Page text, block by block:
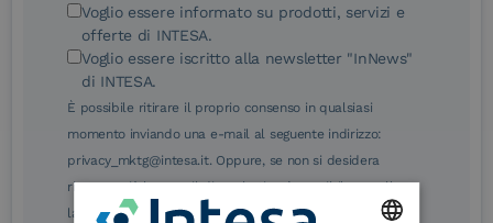
eIDAS Qualified Trust
Service Provider
eIDAS Qualified Trust
Service Provider for
Remote Qualified
Electronic Signature /
Seal Creation
Voglio essere informato su prodotti, servizi e
offerte di INTESA.
Voglio essere iscritto alla newsletter "InNews"
di INTESA.
È possibile ritirare il proprio consenso in qualsiasi
momento inviando una e-mail al seguente indirizzo:
privacy_mktg@intesa.it. Oppure, se non si desidera
ricevere più le e-mail di marketing, è possibile annullare
la sottoscrizione facendo clic sul relativo link di